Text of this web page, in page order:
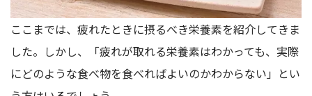
ここまでは、疲れたときに摂るべき栄養素を紹介してきま
した。しかし、「疲れが取れる栄養素はわかっても、実際
にどのような食べ物を食べればよいのかわからない」とい